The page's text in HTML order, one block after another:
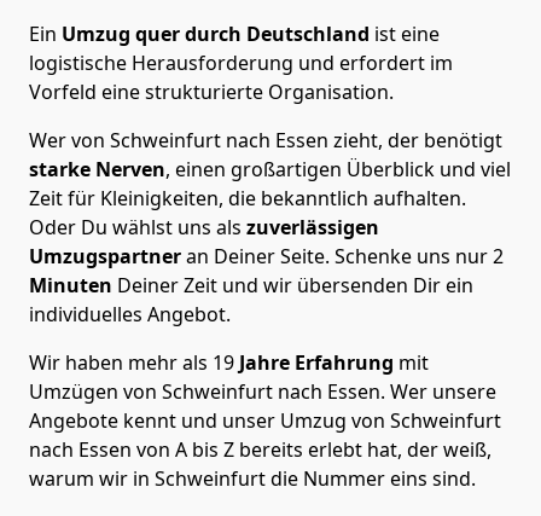
Ein Umzug quer durch Deutschland ist eine
logistische Herausforderung und erfordert im
Vorfeld eine strukturierte Organisation.
Wer von Schweinfurt nach Essen zieht, der benötigt
starke Nerven, einen großartigen Überblick und viel
Zeit für Kleinigkeiten, die bekanntlich aufhalten.
Oder Du wählst uns als zuverlässigen
Umzugspartneran Deiner Seite. Schenke uns nur2
Minuten Deiner Zeit und wir übersenden Dir ein
individuelles Angebot.
Wir haben mehr als 19 Jahre Erfahrung mit
Umzügen von Schweinfurt nach Essen. Wer unsere
Angebote kennt und unser Umzug von Schweinfurt
nach Essen von A bis Z bereits erlebt hat, der weiß,
warum wir in Schweinfurt die Nummer eins sind.